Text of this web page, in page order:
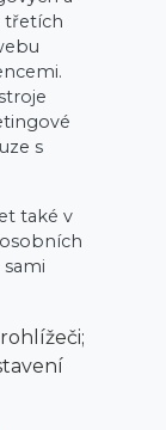
třetích
s
také v